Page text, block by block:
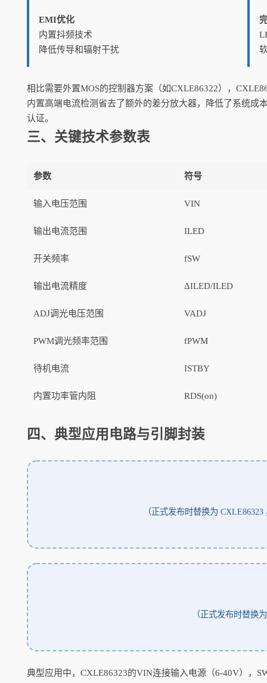
EMI优化
内置抖频技术
降低传导和辐射干扰
相比需要外置MOS的控制器方案（如CXLE86322），
内置高端电流检测省去了额外的差分放大器，降低了系统成
认证。
三、关键技术参数表
参数 符号
输入电压范围 VIN
输出电流范围 ILED
开关频率 fSW
输出电流精度 ΔILED/ILED
ADJ调光电压范围 VADJ
PWM调光频率范围 fPWM
待机电流 ISTBY
内置功率管内阻 RDS(on)
四、典型应用电路与引脚封装
（正式发布时替换为
（正式发布时替换
典型应用中，CXLE86323的VIN连接输入电源（6-40V），